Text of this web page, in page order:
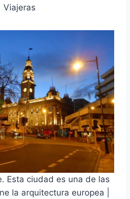
Viajeras
Esta ciudad es una de las
la arquitectura europea |